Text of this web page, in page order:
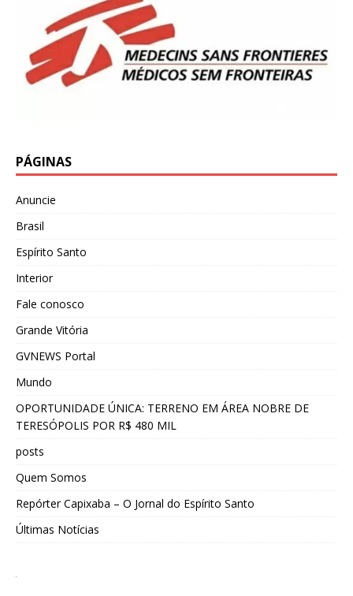
PÁGINAS
Anuncie
Brasil
Espírito Santo
Interior
Fale conosco
Grande Vitória
GVNEWS Portal
Mundo
OPORTUNIDADE ÚNICA: TERRENO EM ÁREA NOBRE DE
TERESÓPOLIS POR R$ 480 MIL
posts
Quem Somos
Repórter Capixaba – O Jornal do Espírito Santo
Últimas Notícias